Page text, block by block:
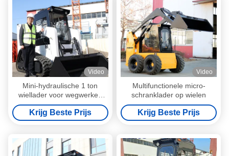
Video
Mini-hydraulische 1 ton
wiellader voor wegwerken
met hoge prestaties
Krijg Beste Prijs
Video
Multifunctionele micro-
schranklader op wielen
Krijg Beste Prijs